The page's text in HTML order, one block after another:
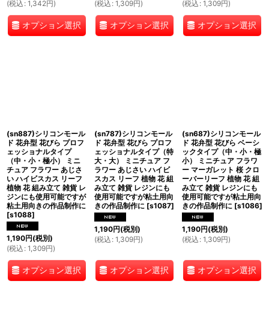
(税込 : 1,342円)
オプション選択
(税込 : 1,309円)
オプション選択
(税込 : 1,309円)
オプション選択
(sn887)シリコンモール
ド 花弁型 花びら プロフ
ェッショナルタイプ
（中・小・極小） ミニ
チュア フラワー あじさ
い ハイビスカス リーフ
植物 花 組み立て 雑貨 レ
ジンにも使用可能ですが
粘土用向きの作品制作に
[s1088]
1,190円(税別)
(税込 : 1,309円)
オプション選択
(sn787)シリコンモール
ド 花弁型 花びら プロフ
ェッショナルタイプ（特
大・大） ミニチュア フ
ラワー あじさい ハイビ
スカス リーフ 植物 花 組
み立て 雑貨 レジンにも
使用可能ですが粘土用向
きの作品制作に [s1087]
1,190円(税別)
(税込 : 1,309円)
オプション選択
(sn687)シリコンモール
ド 花弁型 花びら ベーシ
ックタイプ（中・小・極
小） ミニチュア フラワ
ー マーガレット 桜 クロ
ーバーリーフ 植物 花 組
み立て 雑貨 レジンにも
使用可能ですが粘土用向
きの作品制作に [s1086]
1,190円(税別)
(税込 : 1,309円)
オプション選択